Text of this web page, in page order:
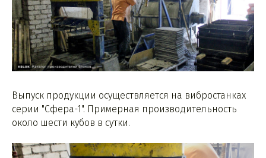
Выпуск продукции осуществляется на вибростанках
серии "Сфера-1". Примерная производительность
около шести кубов в сутки.